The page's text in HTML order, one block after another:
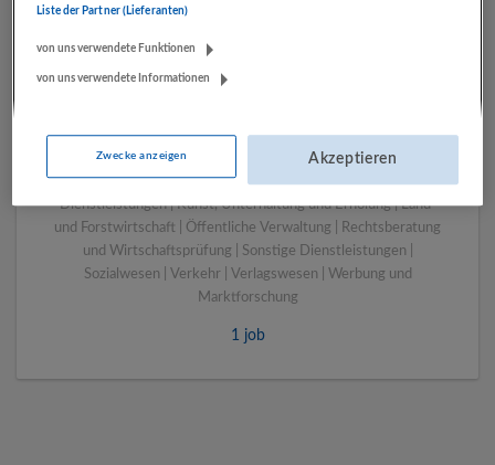
LUGSTEIN CONSULTING
Bau | Beherbergung und Gastronomie | Einzelhandel |
Energieversorgung | Finanz- und Versicherungsleistungen |
Gesundheitswesen | Herstellung von Waren | IT-
Dienstleistungen | Kunst, Unterhaltung und Erholung | Land-
und Forstwirtschaft | Öffentliche Verwaltung | Rechtsberatung
und Wirtschaftsprüfung | Sonstige Dienstleistungen |
Sozialwesen | Verkehr | Verlagswesen | Werbung und
Marktforschung
1 job
Liste der Partner (Lieferanten)
von uns verwendete Funktionen
von uns verwendete Informationen
Zwecke anzeigen Akzeptieren